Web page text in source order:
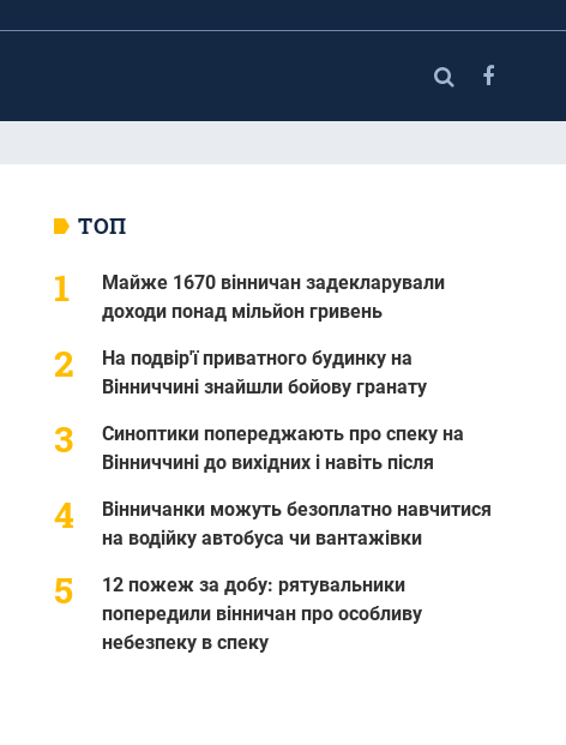
ТОП
Майже 1670 вінничан задекларували
доходи понад мільйон гривень
На подвір'ї приватного будинку на
Вінниччині знайшли бойову гранату
Синоптики попереджають про спеку на
Вінниччині до вихідних і навіть після
Вінничанки можуть безоплатно навчитися
на водійку автобуса чи вантажівки
12 пожеж за добу: рятувальники
попередили вінничан про особливу
небезпеку в спеку